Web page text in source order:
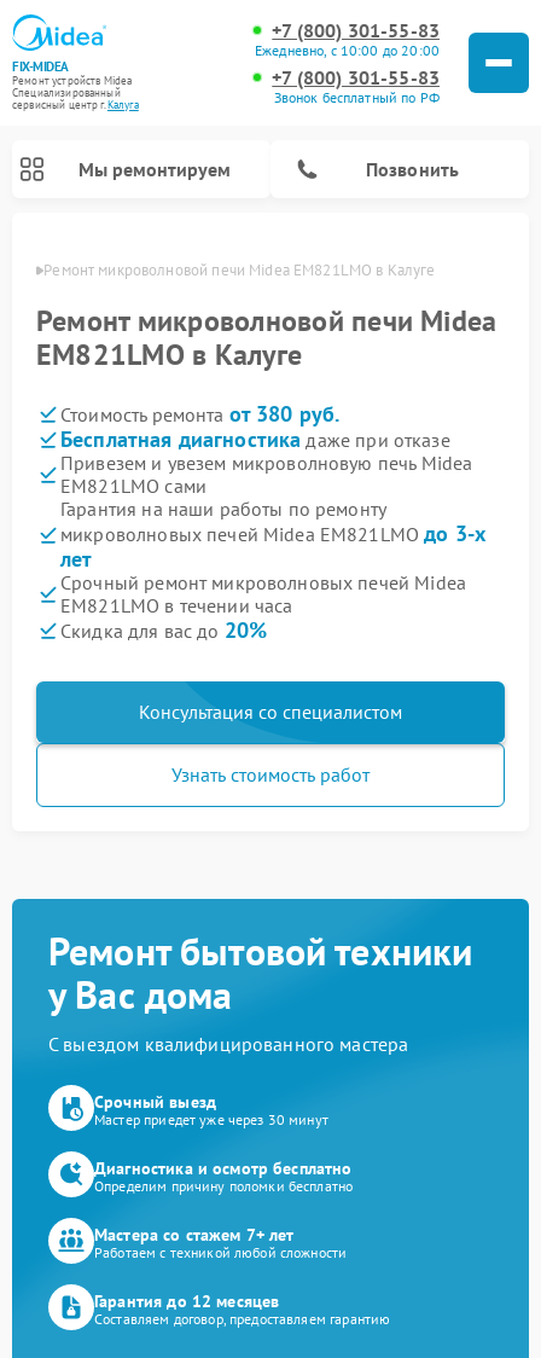
FIX-MIDEA
Ремонт устройств Midea
Специализированный
cервисный центр г.Калуга
+7 (800) 301-55-83
Ежедневно, с 10:00 до 20:00
+7 (800) 301-55-83
Звонок бесплатный по РФ
Мы ремонтируем Позвонить
Ремонт микроволновой печи Midea ЕМ821LMO в Калуге
Ремонт микроволновой печи Midea
ЕМ821LMO в Калуге
Стоимость ремонта от 380 руб.
Бесплатная диагностика даже при отказе
Привезем и увезем микроволновую печь Midea
ЕМ821LMO сами
Гарантия на наши работы по ремонту
микроволновых печей Midea ЕМ821LMOдо 3-х
лет
Срочный ремонт микроволновых печей Midea
ЕМ821LMO в течении часа
Скидка для вас до 20%
Консультация со специалистом
Узнать стоимость работ
Ремонт бытовой техники
у Вас дома
С выездом квалифицированного мастера
Срочный выезд
Мастер приедет уже через 30 минут
Диагностика и осмотр бесплатно
Определим причину поломки бесплатно
Мастера со стажем 7+ лет
Работаем с техникой любой сложности
Гарантия до 12 месяцев
Составляем договор, предоставляем гарантию